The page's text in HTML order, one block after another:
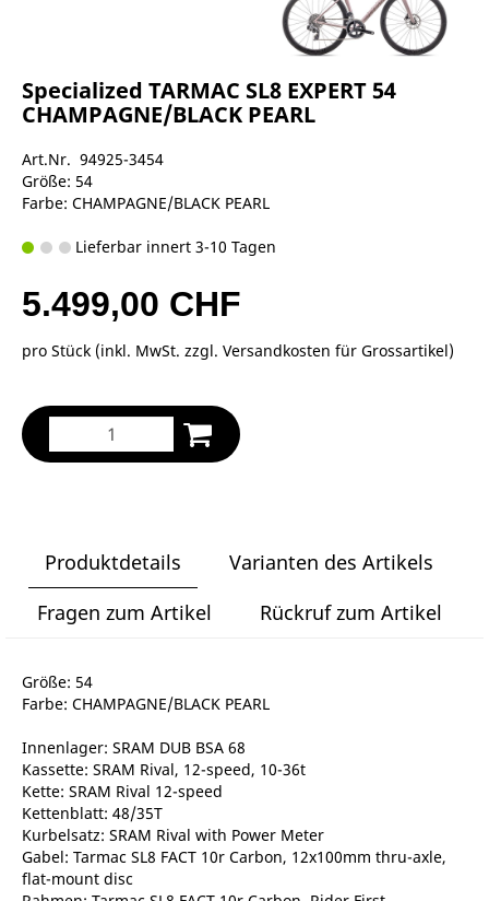
Specialized TARMAC SL8 EXPERT 54
CHAMPAGNE/BLACK PEARL
Art.Nr. 94925-3454
Größe: 54
Farbe: CHAMPAGNE/BLACK PEARL
Lieferbar innert 3-10 Tagen
5.499,00 CHF
pro Stück (inkl. MwSt. zzgl. Versandkosten für Grossartikel)
Produktdetails
Varianten des Artikels
Fragen zum Artikel
Rückruf zum Artikel
Größe: 54
Farbe: CHAMPAGNE/BLACK PEARL
Innenlager: SRAM DUB BSA 68
Kassette: SRAM Rival, 12-speed, 10-36t
Kette: SRAM Rival 12-speed
Kettenblatt: 48/35T
Kurbelsatz: SRAM Rival with Power Meter
Gabel: Tarmac SL8 FACT 10r Carbon, 12x100mm thru-axle,
flat-mount disc